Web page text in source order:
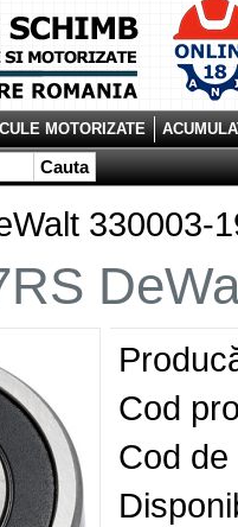
Cauta
MOTORIZATE
330003-
Cod
Cod